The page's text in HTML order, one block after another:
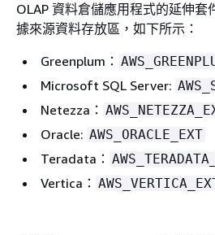
OLAP 資料倉儲應用程式的延伸套
據來源資料存放區，如下所示：
Greenplum：
Microsoft SQL Server:
Netezza：
Oracle: AWS_ORACLE_EXT
Teradata：
Vertica：